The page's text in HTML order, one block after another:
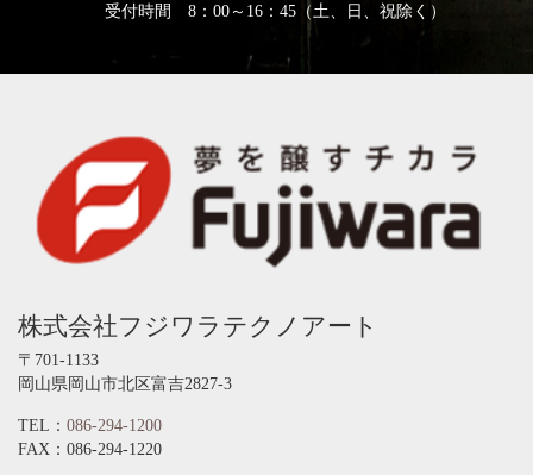
受付時間 8：00～16：45（土、日、祝除く）
株式会社フジワラテクノアート
〒701-1133
岡山県岡山市北区富吉2827-3
TEL： 086-294-1200
FAX：086-294-1220